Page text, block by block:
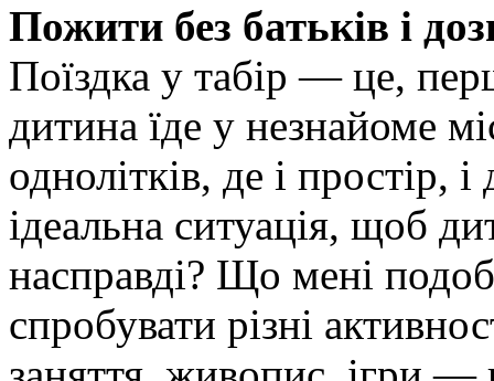
Пожити без батьків і
Поїздка у табір — це,
дитина їде у незнайоме
однолітків, де і простір,
ідеальна ситуація, щоб
насправді? Що мені
спробувати різні